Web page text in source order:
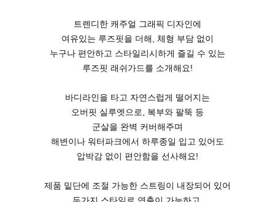
트렌디한 캐주얼 그래픽 디자인에
여유있는 루즈핏을 더해, 체형 부담 없이
누구나 편안하고 스타일리시하게 즐길 수 있는
루즈핏 래쉬가드를 소개해요!
바디라인을 타고 자연스럽게 떨어지는
오버핏 실루엣으로, 복부와 팔뚝 등
군살을 완벽 커버해주며
해변이나 워터파크에서 하루종일 입고 있어도
압박감 없이 편안함을 선사해요!
제품 밑단에 조절 가능한 스트링이 내장되어 있어
두가지 스타일로 연출이 가능하고,